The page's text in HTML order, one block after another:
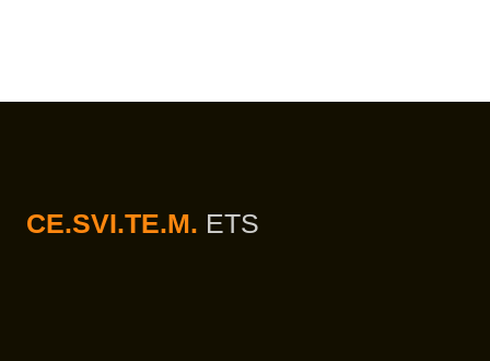
CE.SVI.TE.M. ETS